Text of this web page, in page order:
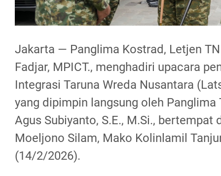
Jakarta — Panglima Kostrad, Letjen
Fadjar, MPICT., menghadiri upacara
Integrasi Taruna Wreda Nusantara
yang dipimpin langsung oleh Panglima
Agus Subiyanto, S.E., M.Si., bertempat
Moeljono Silam, Mako Kolinlamil
(14/2/2026).